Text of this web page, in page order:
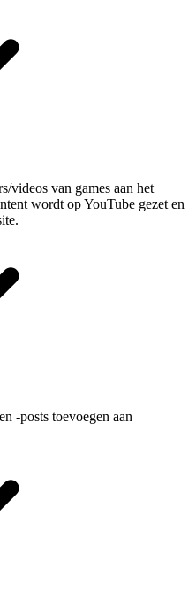
videos van games aan het
wordt op YouTube gezet en
-posts toevoegen aan